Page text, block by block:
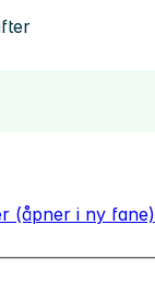
(åpner i ny fane)